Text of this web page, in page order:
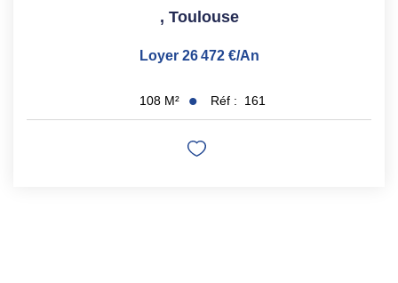
, Toulouse
Loyer 26 472 €/an
108 M² Réf : 161